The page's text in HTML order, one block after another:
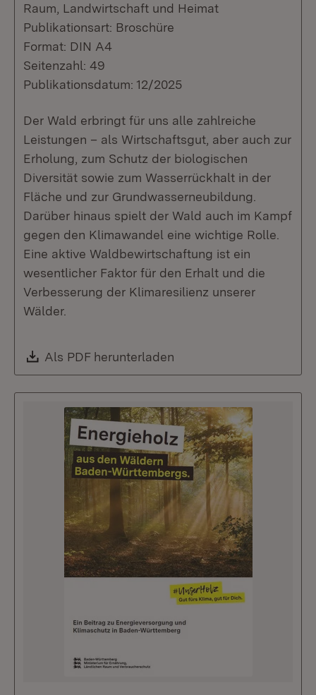
Raum, Landwirtschaft und Heimat
Publikationsart: Broschüre
Format: DIN A4
Seitenzahl: 49
Publikationsdatum: 12/2025
Der Wald erbringt für uns alle zahlreiche
Leistungen – als Wirtschaftsgut, aber auch zur
Erholung, zum Schutz der biologischen
Diversität sowie zum Wasserrückhalt in der
Fläche und zur Grundwasserneubildung.
Darüber hinaus spielt der Wald auch im Kampf
gegen den Klimawandel eine wichtige Rolle.
Eine aktive Waldbewirtschaftung ist ein
wesentlicher Faktor für den Erhalt und die
Verbesserung der Klimaresilienz unserer
Wälder.
Download:
Als PDF herunterladen